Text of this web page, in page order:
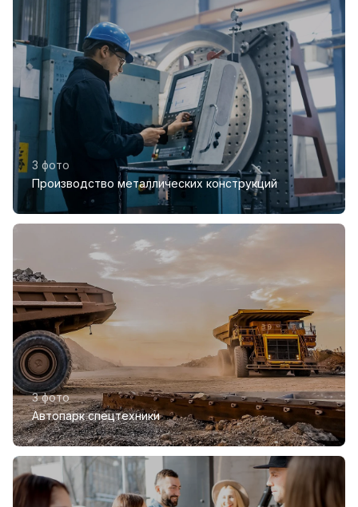
3 фото
Производство металлических конструкций
3 фото
Автопарк спецтехники